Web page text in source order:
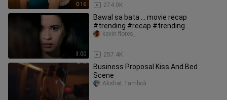
0:16 274.0K
3:00
Bawal sa bata ... movie recap
#trending #recap #trending
#viralvideo
257.4K
kevin flores_
Business Proposal Kiss And Bed
Scene
Akshat Tamboli